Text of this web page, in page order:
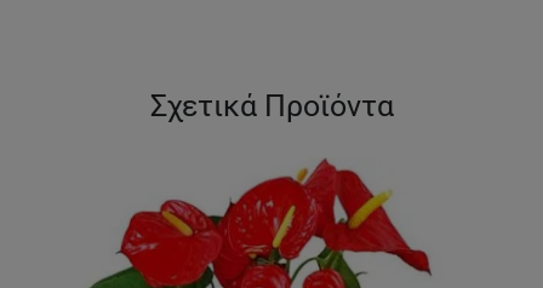
Σχετικά Προϊόντα